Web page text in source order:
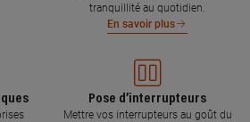
tranquillité au quotidien.
En savoir plus
Pose d’interrupteurs
Mettre vos interrupteurs au goût du